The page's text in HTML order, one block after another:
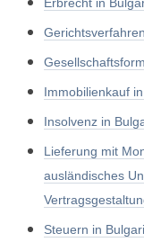
Immobilienkauf
Insolvenz in
Lieferung mit
ausländisches
Steuern in